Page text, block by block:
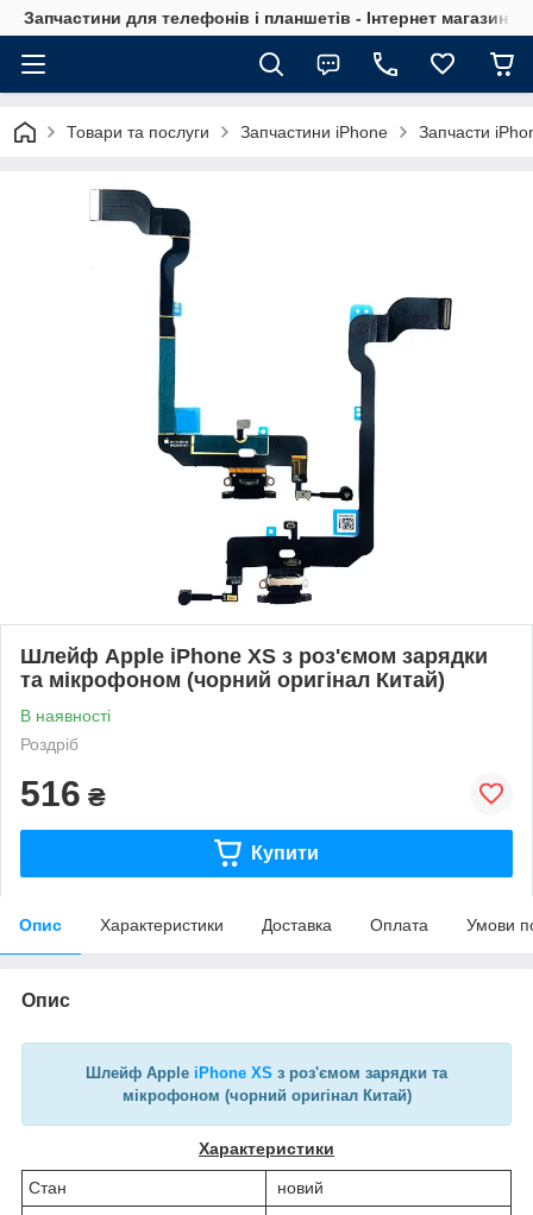
Запчастини для телефонів і планшетів - Інтернет магазин
Товари та послуги Запчастини iPhone Запчасти
Шлейф Apple iPhone XS з роз'ємом зарядки
та мікрофоном (чорний оригінал Китай)
В наявності
Роздріб
516 ₴
Купити
Опис Характеристики Доставка Оплата Умови
Опис
Шлейф Apple iPhone XS з роз'ємом зарядки та
мікрофоном (чорний оригінал Китай)
Характеристики
Стан
новий